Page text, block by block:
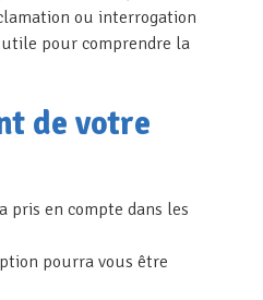
ou interrogation
pour comprendre la
de votre
pris en compte dans les
pourra vous être